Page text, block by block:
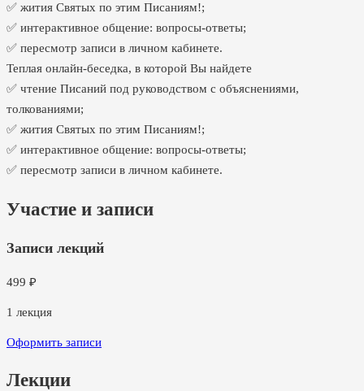
✅ жития Святых по этим Писаниям!;
✅ интерактивное общение: вопросы-ответы;
✅ пересмотр записи в личном кабинете.
Теплая онлайн-беседка, в которой Вы найдете
✅ чтение Писаний под руководством с объяснениями,
толкованиями;
✅ жития Святых по этим Писаниям!;
✅ интерактивное общение: вопросы-ответы;
✅ пересмотр записи в личном кабинете.
Участие и записи
Записи лекций
499 ₽
1 лекция
Оформить записи
Лекции